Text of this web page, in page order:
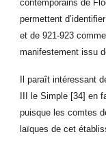
contemporains de
permettent
et de 921-923
manifestement issu
Il paraît intéressant
III le Simple [34] en
puisque les comtes
laïques de cet